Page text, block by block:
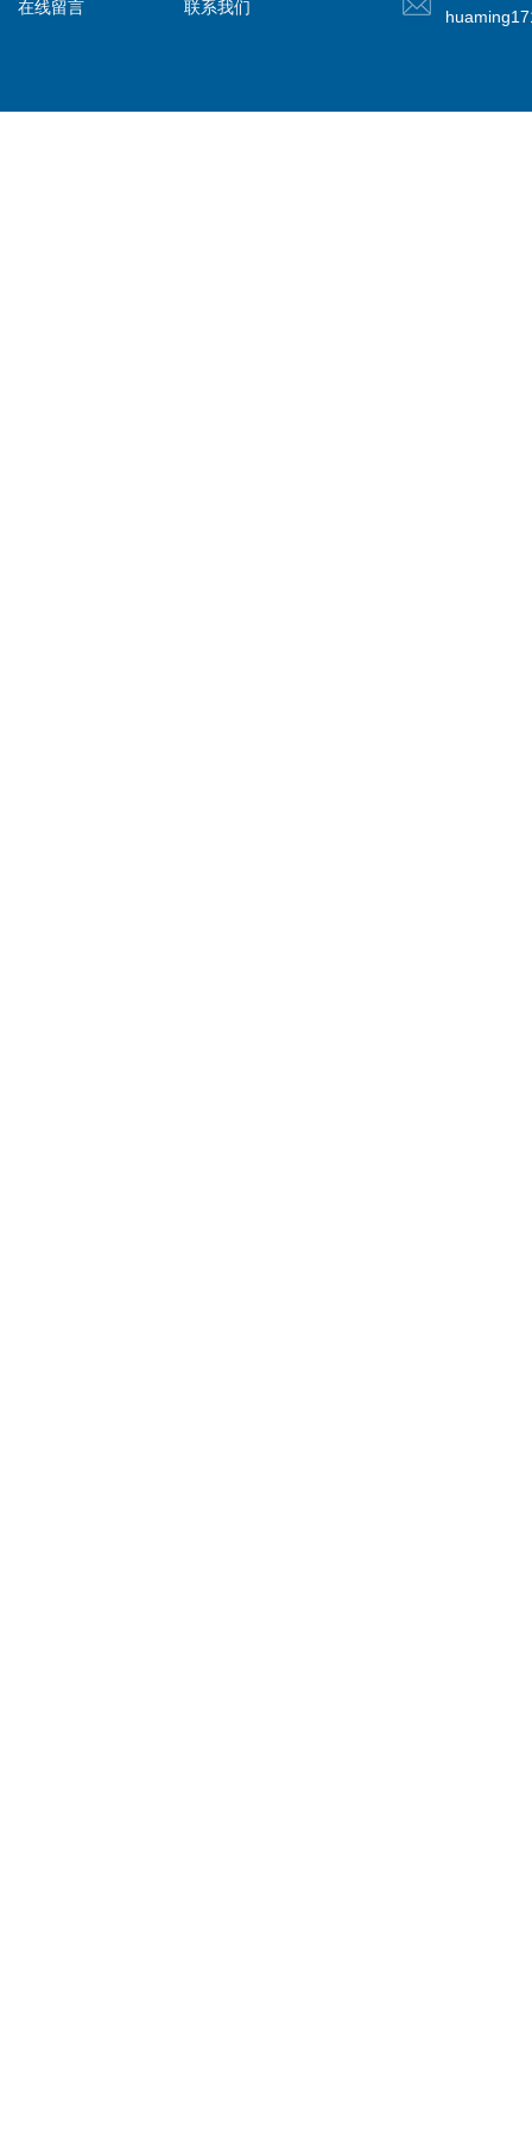
在线留言 联系我们